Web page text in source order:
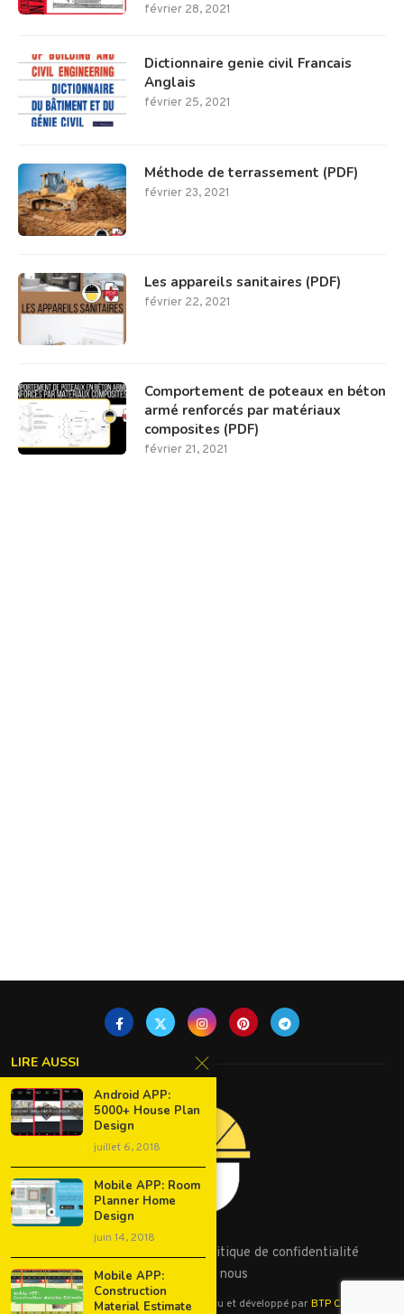
février 28, 2021
Dictionnaire genie civil Francais
Anglais
février 25, 2021
Méthode de terrassement (PDF)
février 23, 2021
Les appareils sanitaires (PDF)
février 22, 2021
Comportement de poteaux en béton
armé renforcés par matériaux
composites (PDF)
février 21, 2021
Conditions d’utilisation
Politique de confidentialité
Contactez nous
©2023 - Tous droits réservés. Conçu et développé parBTP Cours
LIRE AUSSI
Android APP:
5000+ House Plan
Design
juillet 6, 2018
Mobile APP: Room
Planner Home
Design
juin 14, 2018
Mobile APP:
Construction
Material Estimate